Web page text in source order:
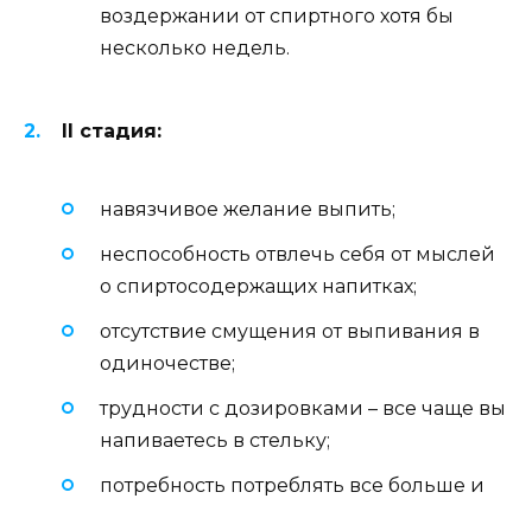
воздержании от спиртного хотя бы
несколько недель.
II стадия:
навязчивое желание выпить;
неспособность отвлечь себя от мыслей
о спиртосодержащих напитках;
отсутствие смущения от выпивания в
одиночестве;
трудности с дозировками – все чаще вы
напиваетесь в стельку;
потребность потреблять все больше и